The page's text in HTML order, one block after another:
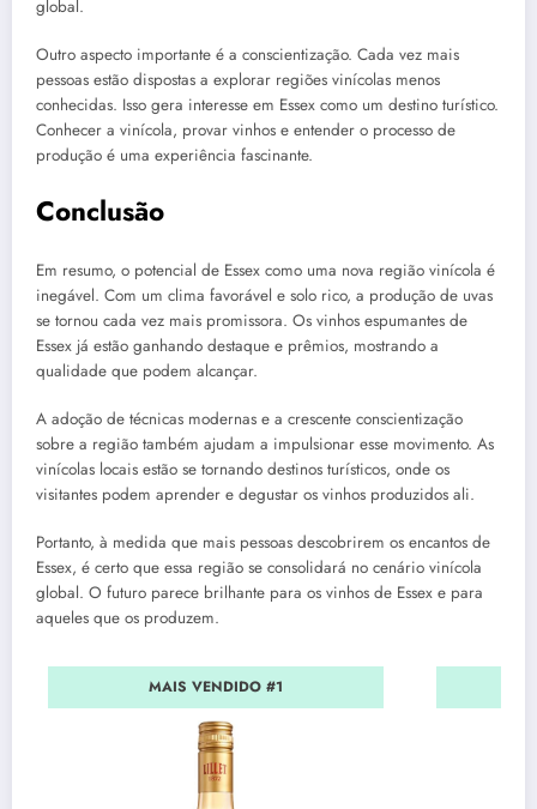
global.
Outro aspecto importante é a conscientização. Cada vez mais
pessoas estão dispostas a explorar regiões vinícolas menos
conhecidas. Isso gera interesse em Essex como um destino turístico.
Conhecer a vinícola, provar vinhos e entender o processo de
produção é uma experiência fascinante.
Conclusão
Em resumo, o potencial de Essex como uma nova região vinícola é
inegável. Com um clima favorável e solo rico, a produção de uvas
se tornou cada vez mais promissora. Os vinhos espumantes de
Essex já estão ganhando destaque e prêmios, mostrando a
qualidade que podem alcançar.
A adoção de técnicas modernas e a crescente conscientização
sobre a região também ajudam a impulsionar esse movimento. As
vinícolas locais estão se tornando destinos turísticos, onde os
visitantes podem aprender e degustar os vinhos produzidos ali.
Portanto, à medida que mais pessoas descobrirem os encantos de
Essex, é certo que essa região se consolidará no cenário vinícola
global. O futuro parece brilhante para os vinhos de Essex e para
aqueles que os produzem.
MAIS VENDIDO #1